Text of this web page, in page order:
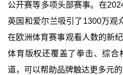
公开赛等多项头部赛事。在
英国和爱尔兰吸引了1300万观
在欧洲体育赛事观看人数的新
体育版权还覆盖了拳击、综合
道，可以帮助品牌触达更多元的